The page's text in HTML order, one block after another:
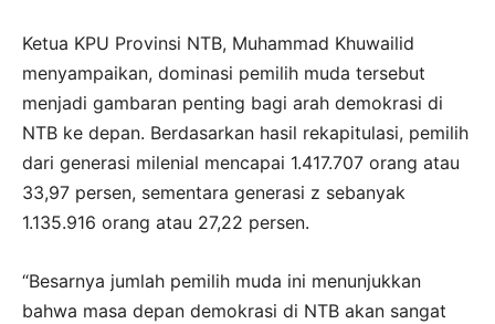
Ketua KPU Provinsi NTB, Muhammad Khuwailid
menyampaikan, dominasi pemilih muda tersebut
menjadi gambaran penting bagi arah demokrasi di
NTB ke depan. Berdasarkan hasil rekapitulasi, pemilih
dari generasi milenial mencapai 1.417.707 orang atau
33,97 persen, sementara generasi z sebanyak
1.135.916 orang atau 27,22 persen.
“Besarnya jumlah pemilih muda ini menunjukkan
bahwa masa depan demokrasi di NTB akan sangat